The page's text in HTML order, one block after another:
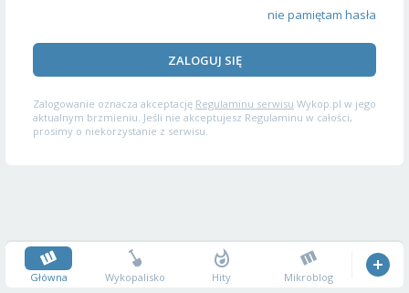
nie pamiętam hasła
ZALOGUJ SIĘ
Zalogowanie oznacza akceptację Regulaminu serwisu Wykop.pl w jego
aktualnym brzmieniu. Jeśli nie akceptujesz Regulaminu w całości,
prosimy o niekorzystanie z serwisu.
Główna Wykopalisko Hity Mikroblog